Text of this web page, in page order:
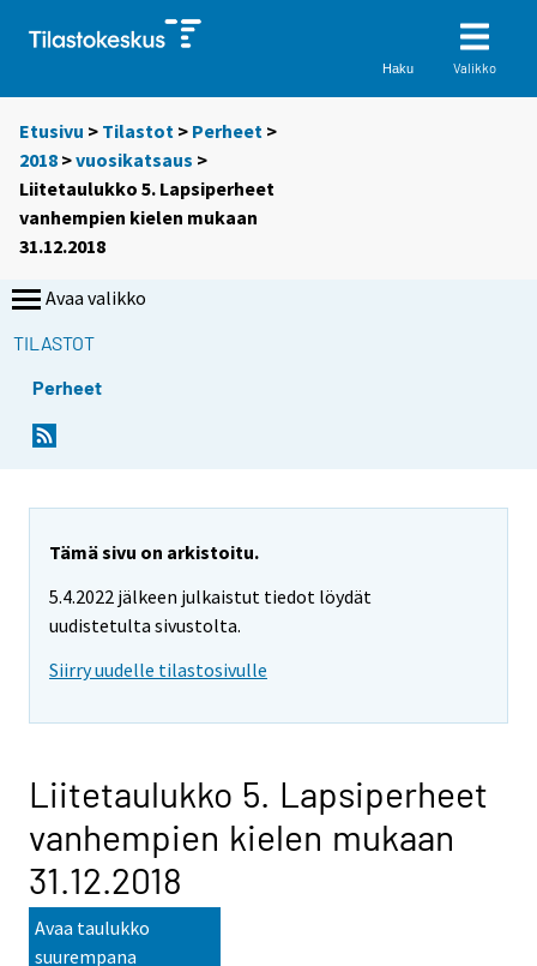
Haku Valikko
Etusivu > Tilastot > Perheet >
2018 >vuosikatsaus >
Liitetaulukko 5. Lapsiperheet
vanhempien kielen mukaan
31.12.2018
Avaa valikko
TILASTOT
Perheet
Tämä sivu on arkistoitu.
5.4.2022 jälkeen julkaistut tiedot löydät
uudistetulta sivustolta.
Siirry uudelle tilastosivulle
Liitetaulukko 5. Lapsiperheet
vanhempien kielen mukaan
31.12.2018
Avaa taulukko
suurempana